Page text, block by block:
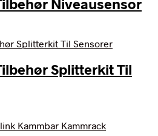
Niveausensor
Splitterkit Til